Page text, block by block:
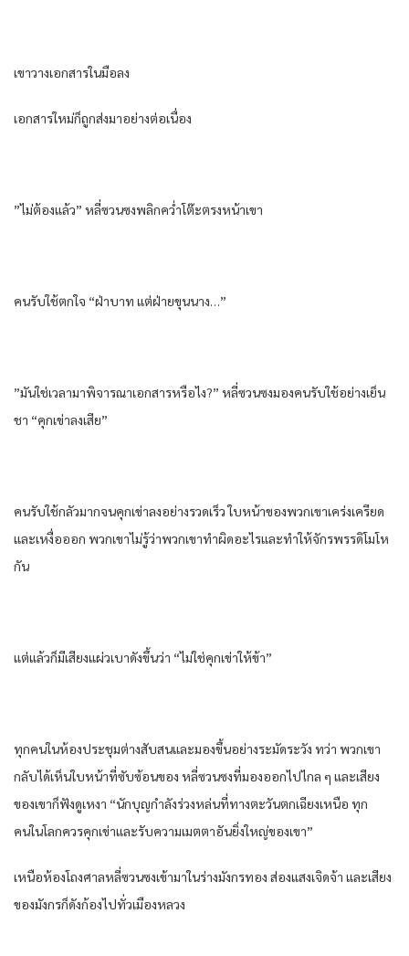
เขาวางเอกสารในมือลง
เอกสารใหม่ก็ถูกส่งมาอย่างต่อเนื่อง
”ไม่ต้องแล้ว” หลี่ซวนซงพลิกคว่ำโต๊ะตรงหน้าเขา
คนรับใช้ตกใจ “ฝ่าบาท แต่ฝ่ายขุนนาง…”
”มันใช่เวลามาพิจารณาเอกสารหรือไง?” หลี่ซวนซงมองคนรับใช้อย่างเย็น
ชา “คุกเข่าลงเสีย”
คนรับใช้กลัวมากจนคุกเข่าลงอย่างรวดเร็ว ใบหน้าของพวกเขาเคร่งเครียด
และเหงื่อออก พวกเขาไม่รู้ว่าพวกเขาทำผิดอะไรและทำให้จักรพรรดิโมโห
กัน
แต่แล้วก็มีเสียงแผ่วเบาดังขึ้นว่า “ไม่ใช่คุกเข่าให้ข้า”
ทุกคนในห้องประชุมต่างสับสนและมองขึ้นอย่างระมัดระวัง ทว่า พวกเขา
กลับได้เห็นใบหน้าที่ซับซ้อนของ หลี่ซวนซงที่มองออกไปไกล ๆ และเสียง
ของเขาก็ฟังดูเหงา “นักบุญกำลังร่วงหล่นที่ทางตะวันตกเฉียงเหนือ ทุก
คนในโลกควรคุกเข่าและรับความเมตตาอันยิ่งใหญ่ของเขา”
เหนือห้องโถงศาลหลี่ซวนซงเข้ามาในร่างมังกรทอง ส่องแสงเจิดจ้า และเสียง
ของมังกรก็ดังก้องไปทั่วเมืองหลวง